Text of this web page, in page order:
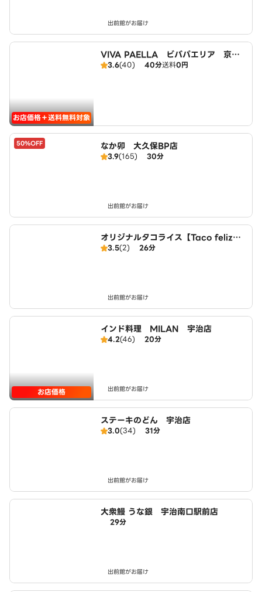
出前館がお届け
お店価格＋送料無料対象
VIVA PAELLA ビバパエリア 京都
宇治店
3.6(40) 40分送料0円
50%OFF なか卯 大久保BP店
3.9(165) 30分
出前館がお届け
オリジナルタコライス【Taco feliz】
城陽店
3.5(2) 26分
出前館がお届け
お店価格
インド料理 MILAN 宇治店
4.2(46) 20分
出前館がお届け
ステーキのどん 宇治店
3.0(34) 31分
出前館がお届け
大衆鰻 うな銀 宇治南口駅前店
29分
出前館がお届け